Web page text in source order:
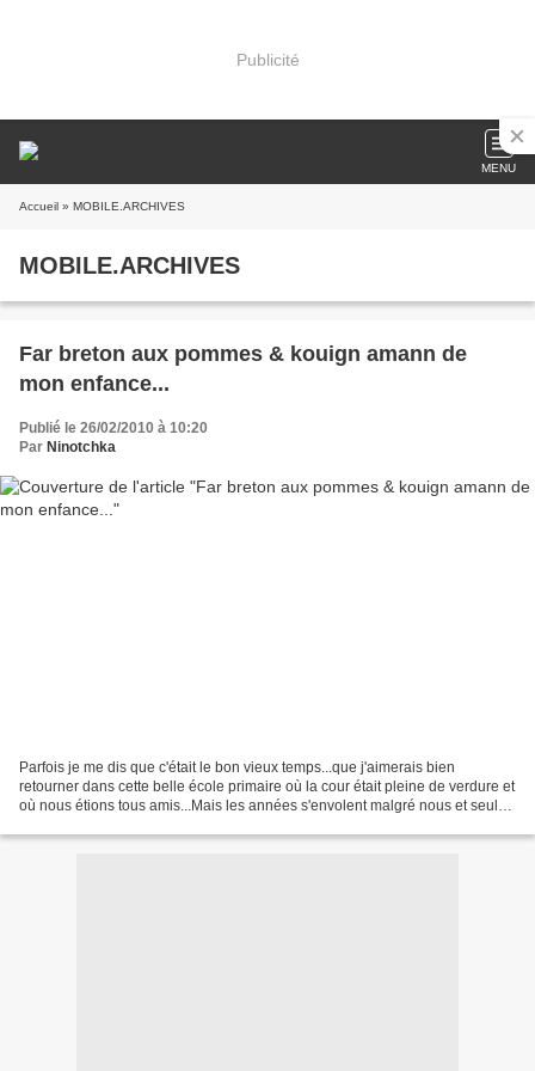
Publicité
MENU
Accueil » MOBILE.ARCHIVES
MOBILE.ARCHIVES
Far breton aux pommes & kouign amann de
mon enfance...
Publié le 26/02/2010 à 10:20
Par Ninotchka
Parfois je me dis que c'était le bon vieux temps...que j'aimerais bien
retourner dans cette belle école primaire où la cour était pleine de verdure et
où nous étions tous amis...Mais les années s'envolent malgré nous et seuls